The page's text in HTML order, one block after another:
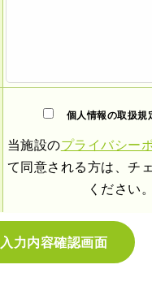
個人情報の取扱規
当施設のプライバシー
て同意される方は、チ
ください。